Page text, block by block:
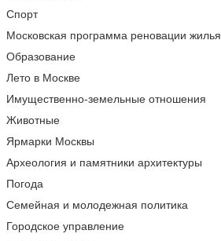
Спорт
Московская программа реновации жилья
Образование
Лето в Москве
Имущественно-земельные отношения
Животные
Ярмарки Москвы
Археология и памятники архитектуры
Погода
Семейная и молодежная политика
Городское управление